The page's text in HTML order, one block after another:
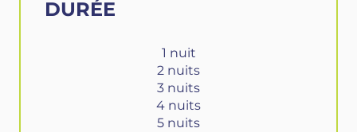
DURÉE
1 nuit
2 nuits
3 nuits
4 nuits
5 nuits